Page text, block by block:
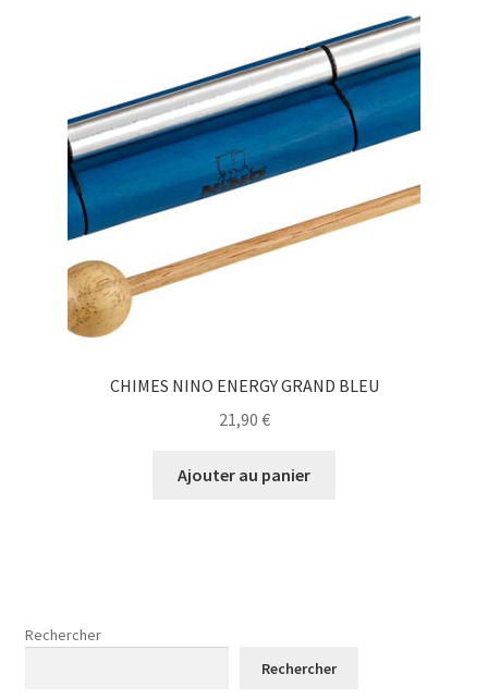
CHIMES NINO ENERGY GRAND BLEU
21,90 €
Ajouter au panier
Rechercher
Rechercher